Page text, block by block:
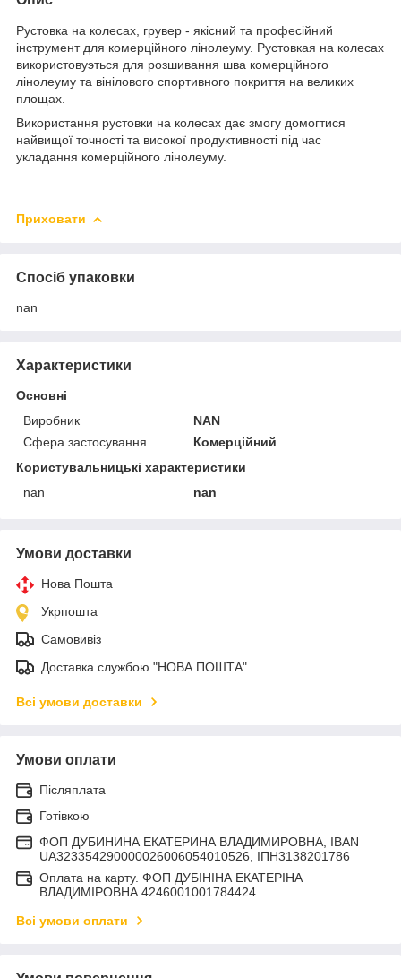
Рустовка на колесах, грувер - якісний та професійний
інструмент для комерційного лінолеуму. Рустовкая на колесах
використовуэться для розшивання шва комерційного
лінолеуму та вінілового спортивного покриття на великих
площах.
Використання рустовки на колесах дає змогу домогтися
найвищої точності та високої продуктивності під час
укладання комерційного лінолеуму.
Приховати
Спосіб упаковки
nan
Характеристики
Основні
Виробник
NAN
Сфера застосування
Комерційний
Користувальницькі характеристики
nan
nan
Умови доставки
Нова Пошта
Укрпошта
Самовивіз
Доставка службою "НОВА ПОШТА"
Всі умови доставки
Умови оплати
Післяплата
Готівкою
ФОП ДУБИНИНА ЕКАТЕРИНА ВЛАДИМИРОВНА, IBAN
UA323354290000026006054010526, ІПН3138201786
Оплата на карту. ФОП ДУБІНІНА ЕКАТЕРІНА
ВЛАДИМІРОВНА 4246001001784424
Всі умови оплати